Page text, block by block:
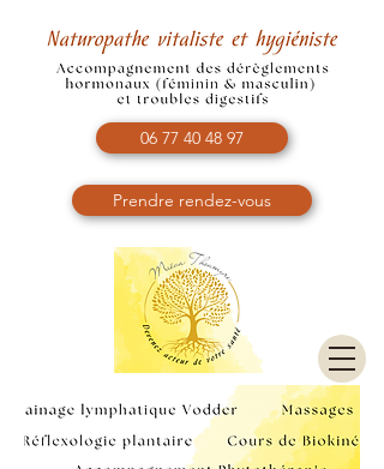
06 77 40 48 97
Prendre rendez-vous